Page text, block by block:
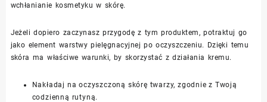
wchłanianie kosmetyku w skórę.
Jeżeli dopiero zaczynasz przygodę z tym produktem, potraktuj go
jako element warstwy pielęgnacyjnej po oczyszczeniu. Dzięki temu
skóra ma właściwe warunki, by skorzystać z działania kremu.
Nakładaj na oczyszczoną skórę twarzy, zgodnie z Twoją
codzienną rutyną.